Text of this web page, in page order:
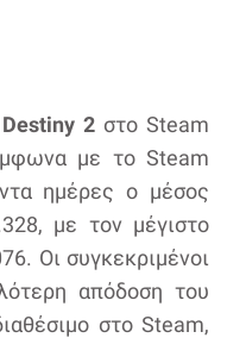
Destiny 2 στο Steam
με το Steam
ημέρες ο μέσος
με τον μέγιστο
Οι συγκεκριμένοι
απόδοση του
στο Steam,